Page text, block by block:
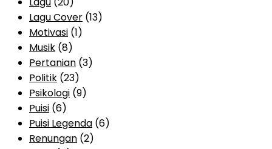
Lagu Cover (13)
Motivasi (1)
Musik (8)
Pertanian (3)
Politik (23)
Psikologi (9)
Puisi (6)
Puisi Legenda (6)
Renungan (2)